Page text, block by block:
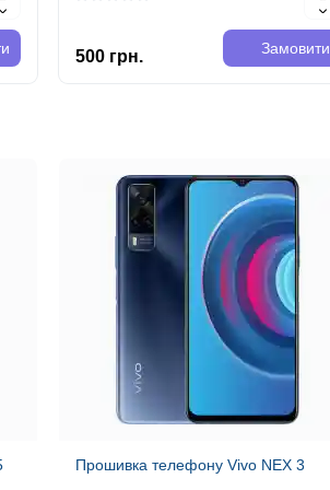
500 грн. Замовити
Прошивка телефону Vivo NEX 3